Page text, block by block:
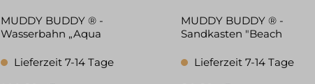
MUDDY BUDDY ® -
Wasserbahn „Aqua
puderrosa
Lieferzeit 7-14 Tage
MUDDY BUDDY ® -
Sandkasten "Beach
Lieferzeit 7-14 Tage